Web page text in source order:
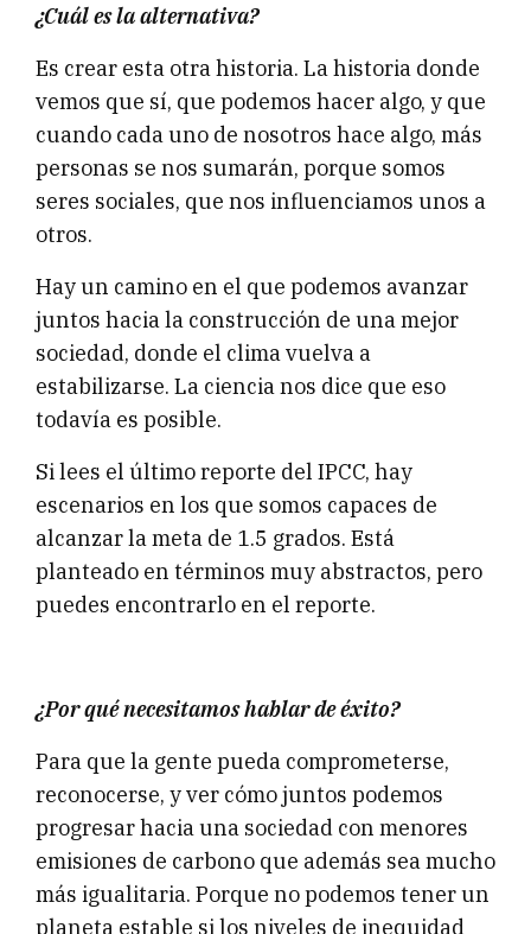
¿Cuál es la alternativa?
Es crear esta otra historia. La historia donde
vemos que sí, que podemos hacer algo, y que
cuando cada uno de nosotros hace algo, más
personas se nos sumarán, porque somos
seres sociales, que nos influenciamos unos a
otros.
Hay un camino en el que podemos avanzar
juntos hacia la construcción de una mejor
sociedad, donde el clima vuelva a
estabilizarse. La ciencia nos dice que eso
todavía es posible.
Si lees el último reporte del IPCC, hay
escenarios en los que somos capaces de
alcanzar la meta de 1.5 grados. Está
planteado en términos muy abstractos, pero
puedes encontrarlo en el reporte.
¿Por qué necesitamos hablar de éxito?
Para que la gente pueda comprometerse,
reconocerse, y ver cómo juntos podemos
progresar hacia una sociedad con menores
emisiones de carbono que además sea mucho
más igualitaria. Porque no podemos tener un
planeta estable si los niveles de inequidad